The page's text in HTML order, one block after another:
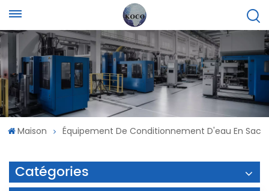
Maison Équipement De Conditionnement D'eau En Sac
Catégories